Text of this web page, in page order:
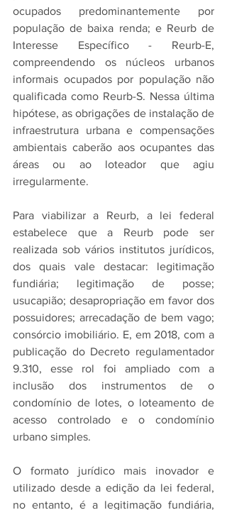
ocupados predominantemente por
população de baixa renda; e Reurb de
Interesse Específico - Reurb-E,
compreendendo os núcleos urbanos
informais ocupados por população não
qualificada como Reurb-S. Nessa última
hipótese, as obrigações de instalação de
infraestrutura urbana e compensações
ambientais caberão aos ocupantes das
áreas ou ao loteador que agiu
irregularmente.
Para viabilizar a Reurb, a lei federal
estabelece que a Reurb pode ser
realizada sob vários institutos jurídicos,
dos quais vale destacar: legitimação
fundiária; legitimação de posse;
usucapião; desapropriação em favor dos
possuidores; arrecadação de bem vago;
consórcio imobiliário. E, em 2018, com a
publicação do Decreto regulamentador
9.310, esse rol foi ampliado com a
inclusão dos instrumentos de o
condomínio de lotes, o loteamento de
acesso controlado e o condomínio
urbano simples.
O formato jurídico mais inovador e
utilizado desde a edição da lei federal,
no entanto, é a legitimação fundiária,